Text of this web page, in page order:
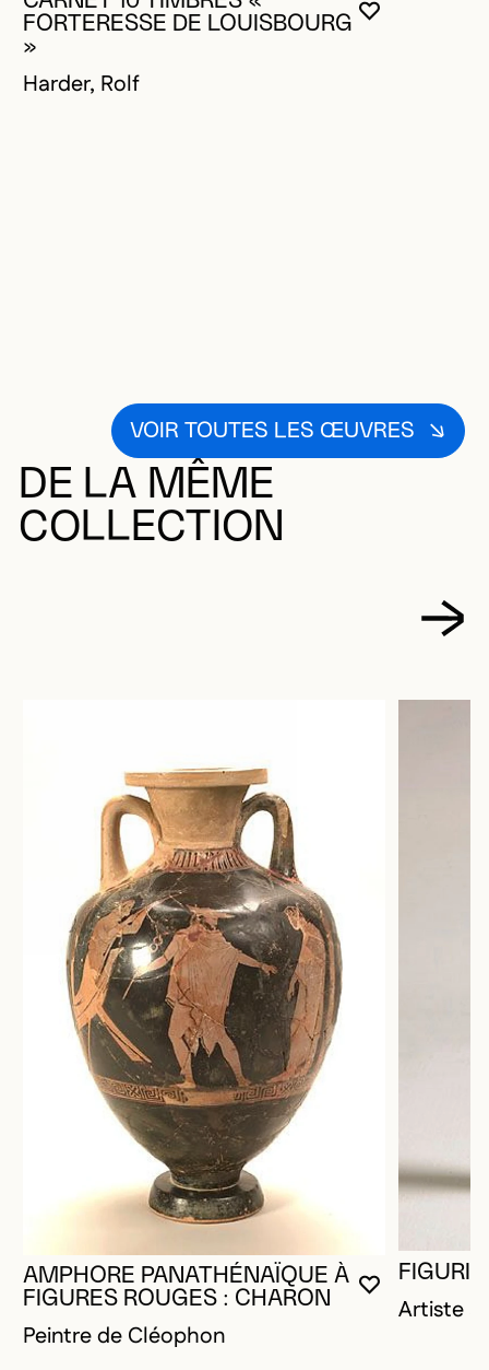
VOUS
FERMER
OUVRIR LA
FORTERESSE DE LOUISBOURG
»
Harder, Rolf
VOIR TOUTES LES ŒUVRES
DE LA MÊME
COLLECTION
VOUS
FERMER
OUVRIR LA
AMPHORE PANATHÉNAÏQUE À
FIGURES ROUGES : CHARON
Peintre de Cléophon
Artiste